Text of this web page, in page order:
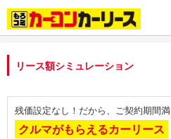
リース額シミュレーション
残価設定なし！だから、ご契約期間
クルマがもらえるカーリース